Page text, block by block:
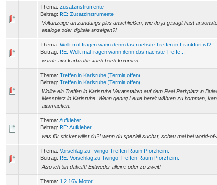
Thema: Zusatzinstrumente
Beitrag: RE: Zusatzinstrumente
Voltanzeige an zündungs plus anschließen, wie du ja gesagt hast
analoge oder digitale anzeigen?!
Thema: Wollt mal fragen wann denn das nächste Treffen in Frankfurt ist?
Beitrag: RE: Wollt mal fragen wann denn das nächste Treffe...
würde aus karlsruhe auch hoch kommen
Thema: Treffen in Karlsruhe (Termin offen)
Beitrag: Treffen in Karlsruhe (Termin offen)
Wollte ein Treffen in Karlsruhe Veranstalten auf dem Real Parkplatz in
Messplatz in Karlsruhe. Wenn genug Leute bereit währen zu kommen,
ausmachen.
Thema: Aufkleber
Beitrag: RE: Aufkleber
was für sticker willst du?! wenn du speziell suchst, schau mal bei world-
Thema: Vorschlag zu Twingo-Treffen Raum Pforzheim.
Beitrag: RE: Vorschlag zu Twingo-Treffen Raum Pforzheim.
Also ich bin dabei!!! Entweder alleine oder zu zweit!
Thema: 1.2 16V Motor!